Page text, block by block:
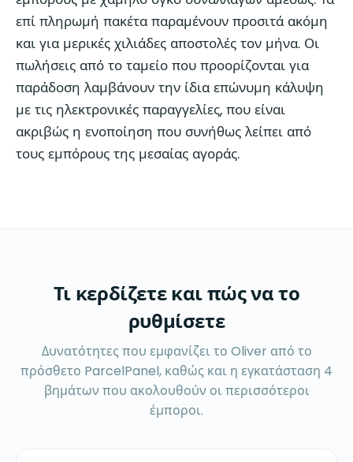
επί πληρωμή πακέτα παραμένουν προσιτά ακόμη
και για μερικές χιλιάδες αποστολές τον μήνα. Οι
πωλήσεις από το ταμείο που προορίζονται για
παράδοση λαμβάνουν την ίδια επώνυμη κάλυψη
με τις ηλεκτρονικές παραγγελίες, που είναι
ακριβώς η ενοποίηση που συνήθως λείπει από
τους εμπόρους της μεσαίας αγοράς.
Τι κερδίζετε και πώς να το
ρυθμίσετε
Δυνατότητες που εμφανίζει το Oliver από το
πρόσθετο ParcelPanel, καθώς και η εγκατάσταση 4
βημάτων που ακολουθούν οι περισσότεροι
έμποροι.